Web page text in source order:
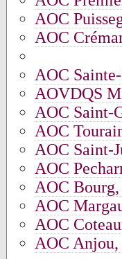
AOC
AOC
AOC
AOVDQS
AOC Saint-
AOC
AOC Saint-
AOC
AOC
AOC
AOC
AOC Anjou,